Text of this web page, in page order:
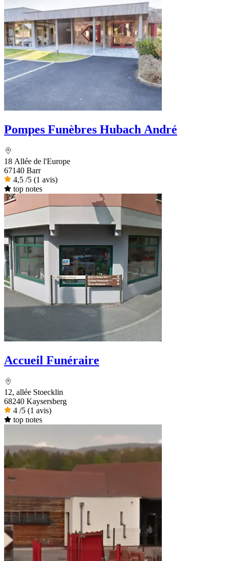
Pompes Funèbres Hubach André
18 Allée de l'Europe
67140 Barr
4,5 /5 (1 avis)
top notes
Accueil Funéraire
12, allée Stoecklin
68240 Kaysersberg
4 /5 (1 avis)
top notes